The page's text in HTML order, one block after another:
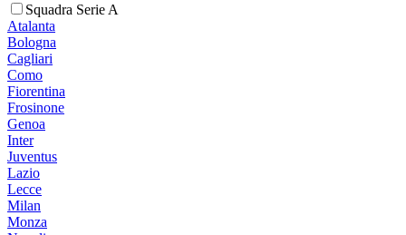
Squadra Serie A
Atalanta
Bologna
Cagliari
Como
Fiorentina
Frosinone
Genoa
Inter
Juventus
Lazio
Lecce
Milan
Monza